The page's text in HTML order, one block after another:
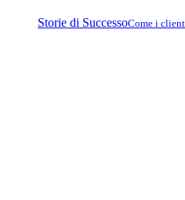
Storie di SuccessoCome i